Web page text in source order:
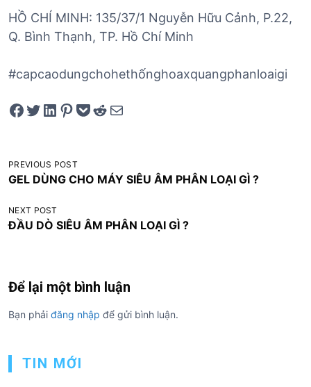
HỒ CHÍ MINH: 135/37/1 Nguyễn Hữu Cảnh, P.22,
Q. Bình Thạnh, TP. Hồ Chí Minh
#capcaodungchohethốnghoaxquangphanloaigi
Share on Facebook Tweet on Twitter Share on LinkedIn Pin on Pinterest Save to pocket Share on Reddit Share via Email
Đ
i
ề
u
ớ
n
b
à
PREVIOUS POST
GEL DÙNG CHO MÁY SIÊU ÂM PHÂN LOẠI GÌ ?
NEXT POST
ĐẦU DÒ SIÊU ÂM PHÂN LOẠI GÌ ?
Để lại một bình luận
Bạn phải đăng nhập để gửi bình luận.
TIN MỚI